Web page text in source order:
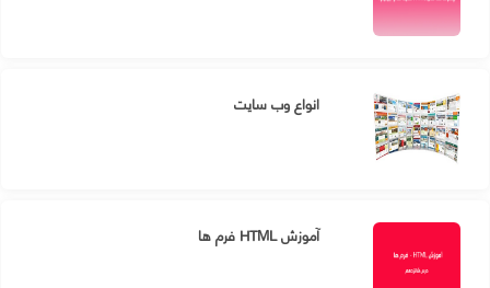
انواع وب سایت
آموزش HTML فرم ها